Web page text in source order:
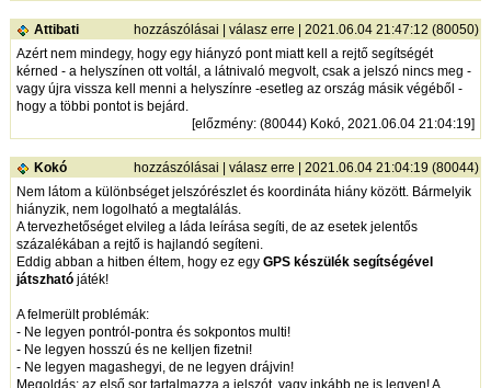
Attibati hozzászólásai válasz erre | 2021.06.04 21:47:12 (80050)
Azért nem mindegy, hogy egy hiányzó pont miatt kell a rejtő segítségét
kérned - a helyszínen ott voltál, a látnivaló megvolt, csak a jelszó nincs meg -
vagy újra vissza kell menni a helyszínre -esetleg az ország másik végéből -
hogy a többi pontot is bejárd.
[előzmény: (80044) Kokó, 2021.06.04 21:04:19]
Kokó hozzászólásai válasz erre | 2021.06.04 21:04:19 (80044)
Nem látom a különbséget jelszórészlet és koordináta hiány között. Bármelyik
hiányzik, nem logolható a megtalálás.
A tervezhetőséget elvileg a láda leírása segíti, de az esetek jelentős
százalékában a rejtő is hajlandó segíteni.
Eddig abban a hitben éltem, hogy ez egy GPS készülék segítségével
játszhatójáték!
A felmerült problémák:
- Ne legyen pontról-pontra és sokpontos multi!
- Ne legyen hosszú és ne kelljen fizetni!
- Ne legyen magashegyi, de ne legyen drájvin!
Megoldás: az első sor tartalmazza a jelszót, vagy inkább ne is legyen! A